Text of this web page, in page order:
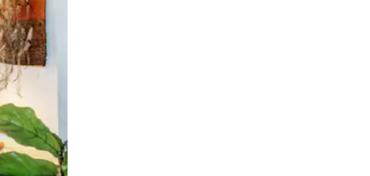
pomocą gestów dotykowych lub przesuwania.